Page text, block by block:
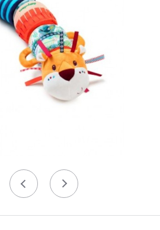
PrécédentSuivant